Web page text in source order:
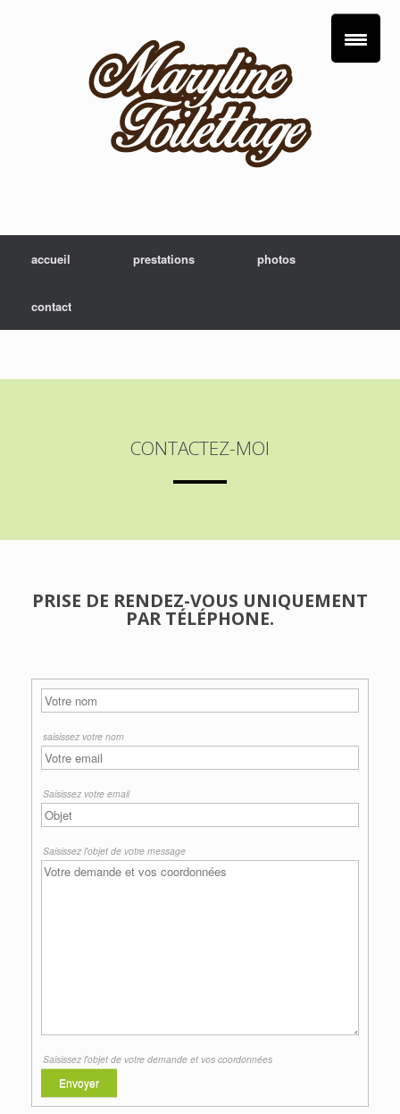
accueil prestations photos
contact
CONTACTEZ-MOI
PRISE DE RENDEZ-VOUS UNIQUEMENT
PAR TÉLÉPHONE.
saisissez votre nom
Saisissez votre email
Saisissez l'objet de votre message
Saisissez l'objet de votre demande et vos coordonnées
Envoyer